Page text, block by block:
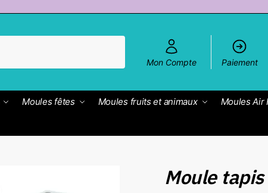
Mon Compte
Paiement
Moules fêtes Moules fruits et animaux
Moules Air
Moule